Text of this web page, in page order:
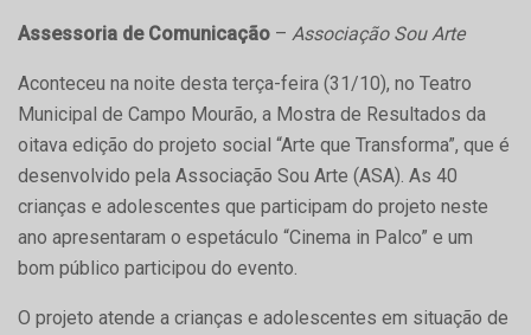
Assessoria de Comunicação – Associação Sou Arte
Aconteceu na noite desta terça-feira (31/10), no Teatro
Municipal de Campo Mourão, a Mostra de Resultados da
oitava edição do projeto social “Arte que Transforma”, que é
desenvolvido pela Associação Sou Arte (ASA). As 40
crianças e adolescentes que participam do projeto neste
ano apresentaram o espetáculo “Cinema in Palco” e um
bom público participou do evento.
O projeto atende a crianças e adolescentes em situação de